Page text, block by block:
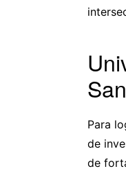
Para
de
de